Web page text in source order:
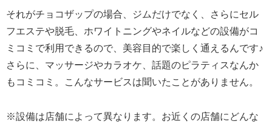
それがチョコザップの場合、ジムだけでなく、さらにセル
フエステや脱毛、ホワイトニングやネイルなどの設備がコ
ミコミで利用できるので、美容目的で楽しく通えるんです♪
さらに、マッサージやカラオケ、話題のピラティスなんか
もコミコミ。こんなサービスは聞いたことがありません。
※設備は店舗によって異なります。お近くの店舗にどんな